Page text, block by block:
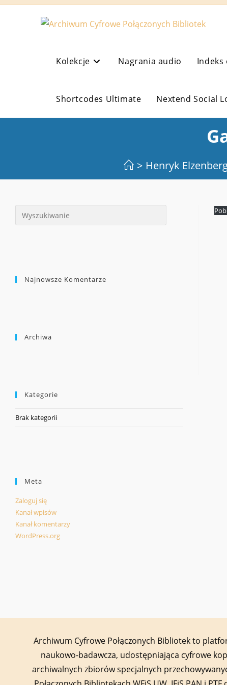
Koniec
Kolekcje Nagrania audio
Shortcodes Ultimate Nextend Social
> Henryk
Najnowsze Komentarze
Archiwa
Kategorie
Brak kategorii
Meta
Zaloguj się
Kanał wpisów
Kanał komentarzy
WordPress.org
Archiwum Cyfrowe Połączonych Bibliotek to
naukowo-badawcza, udostępniająca cyfrowe
archiwalnych zbiorów specjalnych